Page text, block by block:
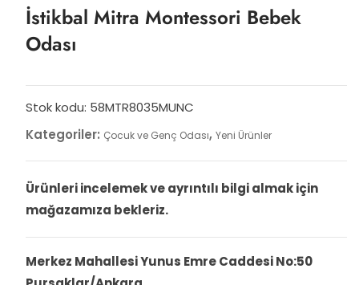
İstikbal Mitra Montessori Bebek
Odası
Stok kodu: 58MTR8035MUNC
Kategoriler: Çocuk ve Genç Odası, Yeni Ürünler
Ürünleri incelemek ve ayrıntılı bilgi almak için
mağazamıza bekleriz.
Merkez Mahallesi Yunus Emre Caddesi No:50